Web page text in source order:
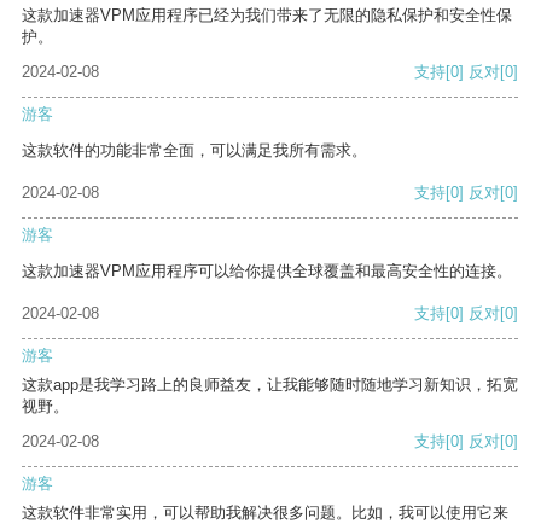
这款加速器VPM应用程序已经为我们带来了无限的隐私保护和安全性保
护。
2024-02-08
支持[0] 反对[0]
游客
这款软件的功能非常全面，可以满足我所有需求。
2024-02-08 支持[0] 反对[0]
游客
这款加速器VPM应用程序可以给你提供全球覆盖和最高安全性的连接。
2024-02-08 支持[0] 反对[0]
游客
这款app是我学习路上的良师益友，让我能够随时随地学习新知识，拓宽
视野。
2024-02-08
支持[0] 反对[0]
游客
这款软件非常实用，可以帮助我解决很多问题。比如，我可以使用它来